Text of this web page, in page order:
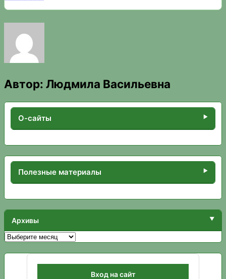
Автор: Людмила Васильевна
О-сайты
Полезные материалы
Архивы
Архивы
Вход на сайт